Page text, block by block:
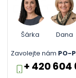
Šárka Dana
Zavolejte nám PO-
+ 420 604